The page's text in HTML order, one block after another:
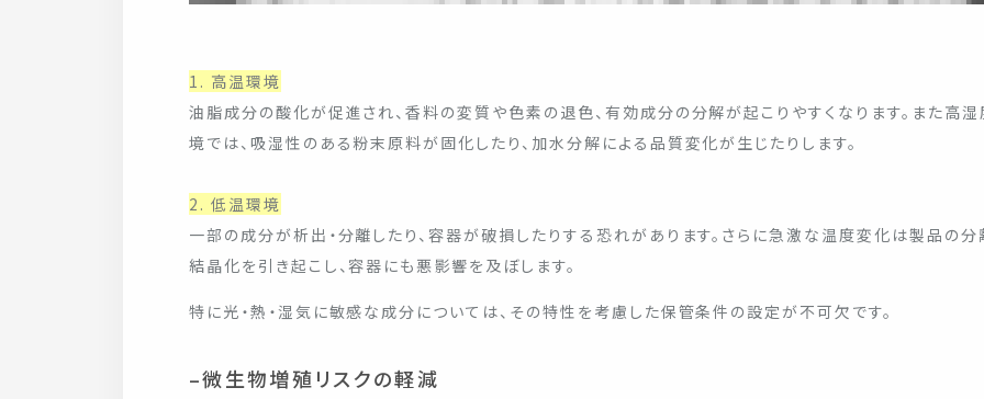
1. 高温環境
油脂成分の酸化が促進され、香料の変質や色素の退色、有効成分の分解が起こりやすくなります。また高
境では、吸湿性のある粉末原料が固化したり、加水分解による品質変化が生じたりします。
2. 低温環境
一部の成分が析出・分離したり、容器が破損したりする恐れがあります。さらに急激な温度変化は製品の分
結晶化を引き起こし、容器にも悪影響を及ぼします。
特に光・熱・湿気に敏感な成分については、その特性を考慮した保管条件の設定が不可欠です。
–微生物増殖リスクの軽減